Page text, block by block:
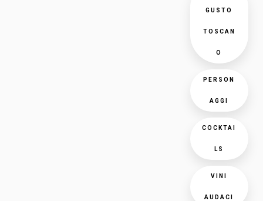
GUSTO
TOSCAN
O
PERSON
AGGI
COCKTAI
LS
VINI
AUDACI